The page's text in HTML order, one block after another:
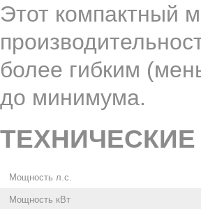
Этот компактный
более гибким
до минимума.
Мощность л.с.
Мощность кВт